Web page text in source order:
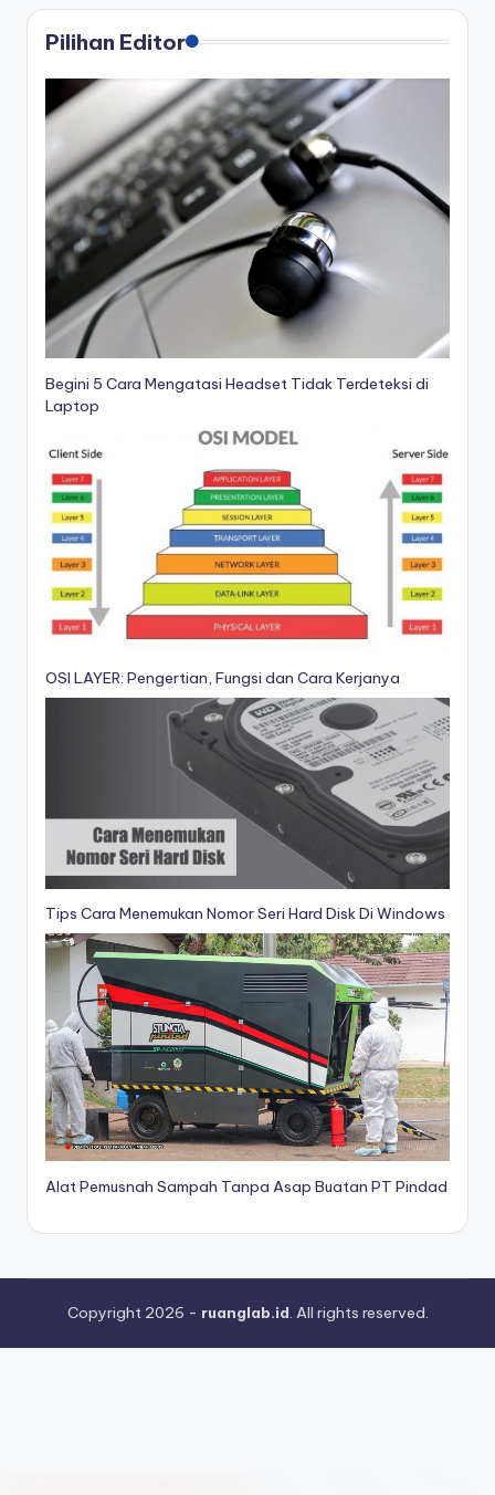
Pilihan Editor
Begini 5 Cara Mengatasi Headset Tidak Terdeteksi di
Laptop
OSI LAYER: Pengertian, Fungsi dan Cara Kerjanya
Tips Cara Menemukan Nomor Seri Hard Disk Di Windows
Alat Pemusnah Sampah Tanpa Asap Buatan PT Pindad
Copyright 2026 - ruanglab.id. All rights reserved.